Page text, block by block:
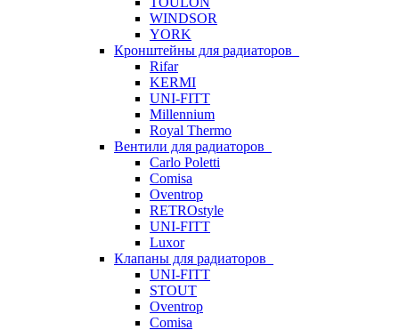
WINDSOR
YORK
Кронштейны для радиаторов
Rifar
KERMI
UNI-FITT
Millennium
Royal Thermo
Вентили для радиаторов
Carlo Poletti
Comisa
Oventrop
RETROstyle
UNI-FITT
Luxor
Клапаны для радиаторов
UNI-FITT
STOUT
Oventrop
Comisa